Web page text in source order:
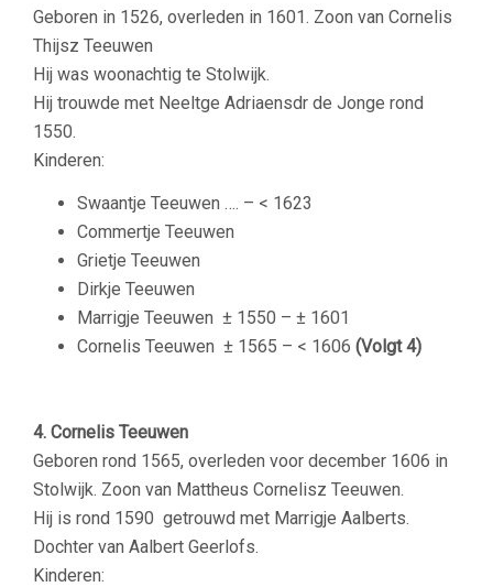
Geboren in 1526, overleden in 1601. Zoon van Cornelis
Thijsz Teeuwen
Hij was woonachtig te Stolwijk.
Hij trouwde met Neeltge Adriaensdr de Jonge rond
1550.
Kinderen:
Swaantje Teeuwen …. – < 1623
Commertje Teeuwen
Grietje Teeuwen
Dirkje Teeuwen
Marrigje Teeuwen ± 1550 – ± 1601
Cornelis Teeuwen ± 1565 – < 1606 (Volgt 4)
4. Cornelis Teeuwen
Geboren rond 1565, overleden voor december 1606 in
Stolwijk. Zoon van Mattheus Cornelisz Teeuwen.
Hij is rond 1590 getrouwd met Marrigje Aalberts.
Dochter van Aalbert Geerlofs.
Kinderen: